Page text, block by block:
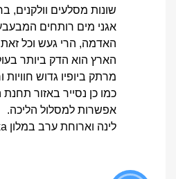
שונות מסלעים וולקנים,
אגני מים רותחים
האדמה, הרי געש וכל
הארץ הוא הדק ביותר
מרתק ביופיו גדוש חוויות
כמו כן נסייר באזור
אפשרות למסלול הליכה.
לינה וארוחת ערב במלון laxa.